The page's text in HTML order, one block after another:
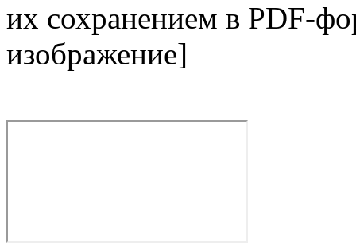
их сохранением в PDF-
изображение]